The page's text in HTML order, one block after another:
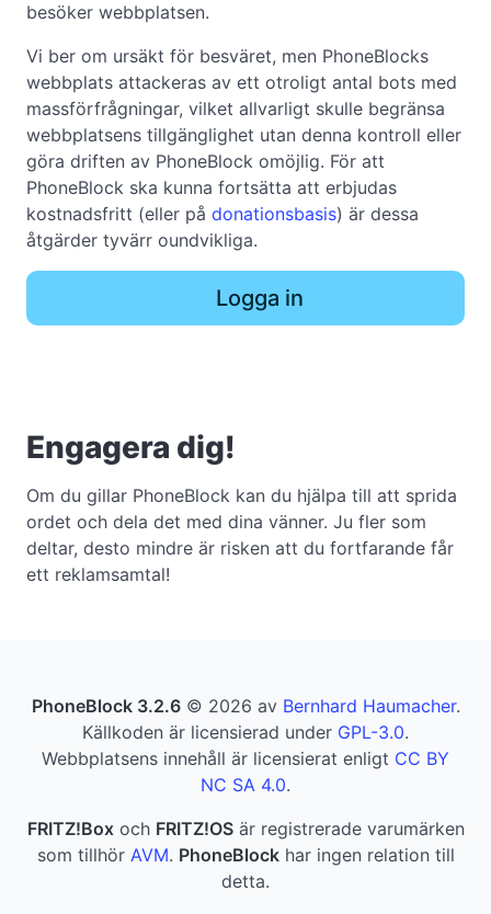
besöker webbplatsen.
Vi ber om ursäkt för besväret, men PhoneBlocks
webbplats attackeras av ett otroligt antal bots med
massförfrågningar, vilket allvarligt skulle begränsa
webbplatsens tillgänglighet utan denna kontroll eller
göra driften av PhoneBlock omöjlig. För att
PhoneBlock ska kunna fortsätta att erbjudas
kostnadsfritt (eller på donationsbasis) är dessa
åtgärder tyvärr oundvikliga.
Logga in
Engagera dig!
Om du gillar PhoneBlock kan du hjälpa till att sprida
ordet och dela det med dina vänner. Ju fler som
deltar, desto mindre är risken att du fortfarande får
ett reklamsamtal!
PhoneBlock 3.2.6© 2026 av Bernhard Haumacher.
Källkoden är licensierad under GPL-3.0.
Webbplatsens innehåll är licensierat enligt CC BY
NC SA 4.0.
FRITZ!Boxoch FRITZ!OSär registrerade varumärken
som tillhör AVM. PhoneBlockhar ingen relation till
detta.